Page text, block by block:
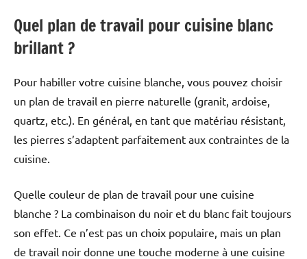
Quel plan de travail pour cuisine blanc
brillant ?
Pour habiller votre cuisine blanche, vous pouvez choisir
un plan de travail en pierre naturelle (granit, ardoise,
quartz, etc.). En général, en tant que matériau résistant,
les pierres s’adaptent parfaitement aux contraintes de la
cuisine.
Quelle couleur de plan de travail pour une cuisine
blanche ? La combinaison du noir et du blanc fait toujours
son effet. Ce n’est pas un choix populaire, mais un plan
de travail noir donne une touche moderne à une cuisine